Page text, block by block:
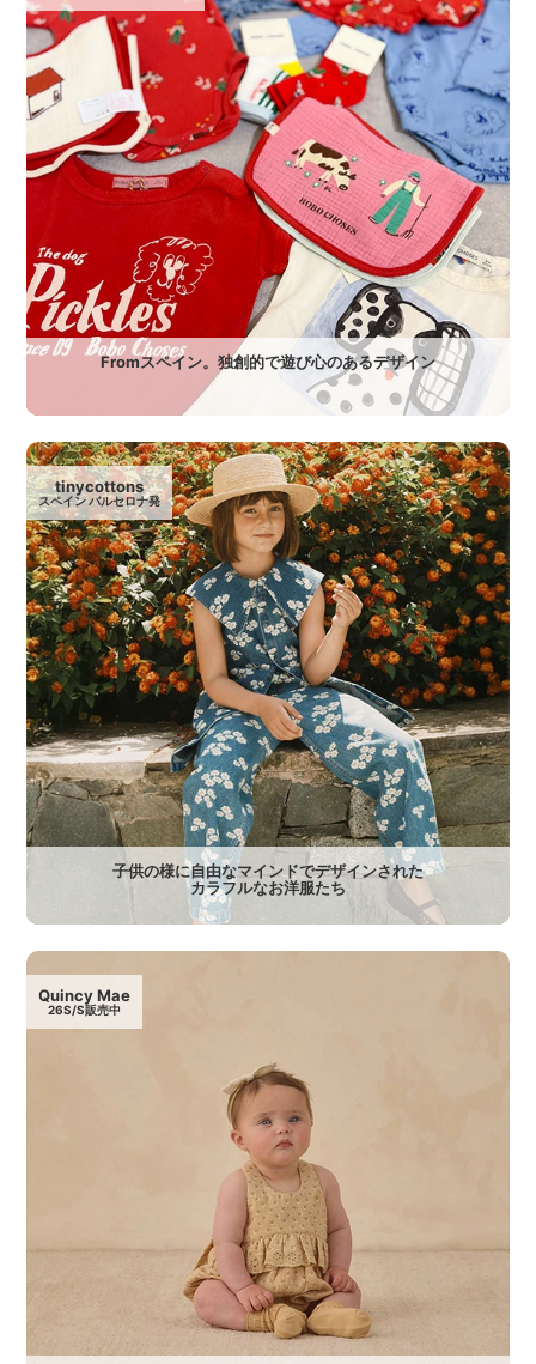
Fromスペイン。独創的で遊び心のあるデザイン
tinycottons
スペイン バルセロナ発
子供の様に自由なマインドでデザインされた
カラフルなお洋服たち
Quincy Mae
26S/S販売中